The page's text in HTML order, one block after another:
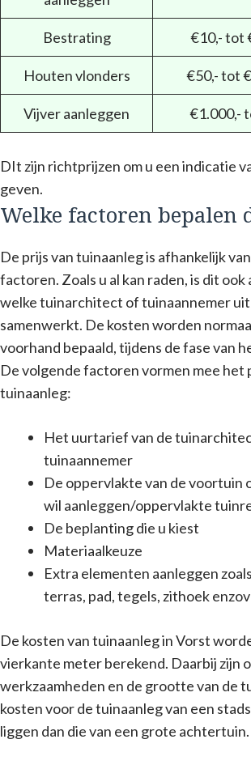
Bestrating €10,- tot
Houten vlonders €50,- tot
Vijver aanleggen €1.000,-
DIt zijn richtprijzen om u een indicatie
geven.
Welke factoren bepalen
De prijs van tuinaanleg is afhankelijk
factoren. Zoals u al kan raden, is dit
welke tuinarchitect of tuinaannemer
samenwerkt. De kosten worden
voorhand bepaald, tijdens de fase van
De volgende factoren vormen mee het
tuinaanleg:
Het uurtarief van de
tuinaannemer
De oppervlakte van de voortuin
wil aanleggen/oppervlakte
De beplanting die u kiest
Materiaalkeuze
Extra elementen aanleggen
terras, pad, tegels, zithoek
De kosten van tuinaanleg in Vorst
vierkante meter berekend. Daarbij zijn
werkzaamheden en de grootte van de
kosten voor de tuinaanleg van een
liggen dan die van een grote achtertuin.